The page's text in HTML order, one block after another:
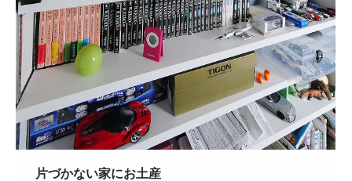
片づかない家にお土産